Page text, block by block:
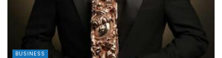
BUSINESS